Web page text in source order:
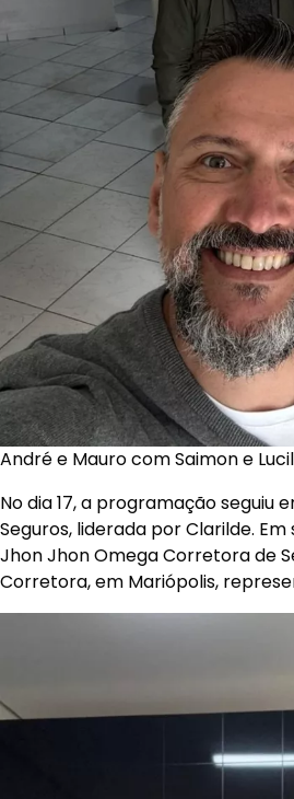
André e Mauro com Saimon e
No dia 17, a programação seguiu
Seguros, liderada por Clarilde.
Jhon Jhon Omega Corretora de
Corretora, em Mariópolis,